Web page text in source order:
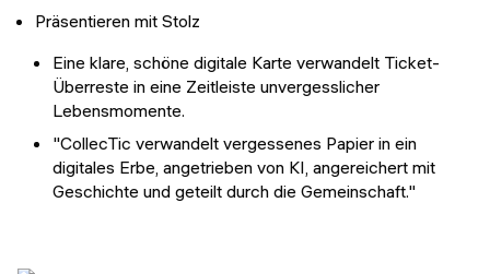
Präsentieren mit Stolz
Eine klare, schöne digitale Karte verwandelt Ticket-
Überreste in eine Zeitleiste unvergesslicher
Lebensmomente.
"CollecTic verwandelt vergessenes Papier in ein
digitales Erbe, angetrieben von KI, angereichert mit
Geschichte und geteilt durch die Gemeinschaft."